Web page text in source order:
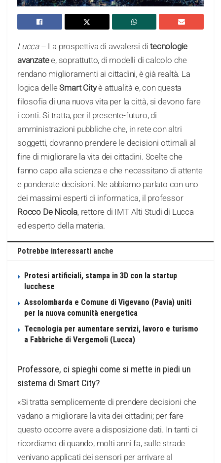
Lucca– La prospettiva di avvalersi ditecnologie
avanzatee, soprattutto, di modelli di calcolo che
rendano miglioramenti ai cittadini, è già realtà. La
logica delleSmart Cityè attualità e, con questa
filosofia di una nuova vita per la città, si devono fare
i conti. Si tratta, per il presente-futuro, di
amministrazioni pubbliche che, in rete con altri
soggetti, dovranno prendere le decisioni ottimali al
fine di migliorare la vita dei cittadini. Scelte che
fanno capo alla scienza e che necessitano di attente
e ponderate decisioni. Ne abbiamo parlato con uno
dei massimi esperti di informatica, il professor
Rocco De Nicola, rettore di IMT Alti Studi di Lucca
ed esperto della materia.
Potrebbe interessarti anche
Protesi artificiali, stampa in 3D con la startup
lucchese
Assolombarda e Comune di Vigevano (Pavia) uniti
per la nuova comunità energetica
Tecnologia per aumentare servizi, lavoro e turismo
a Fabbriche di Vergemoli (Lucca)
Professore, ci spieghi come si mette in piedi un
sistema di Smart City?
«Si tratta semplicemente di prendere decisioni che
vadano a migliorare la vita dei cittadini; per fare
questo occorre avere a disposizione dati. In tanti ci
ricordiamo di quando, molti anni fa, sulle strade
venivano applicati dei sensori per arrivare al